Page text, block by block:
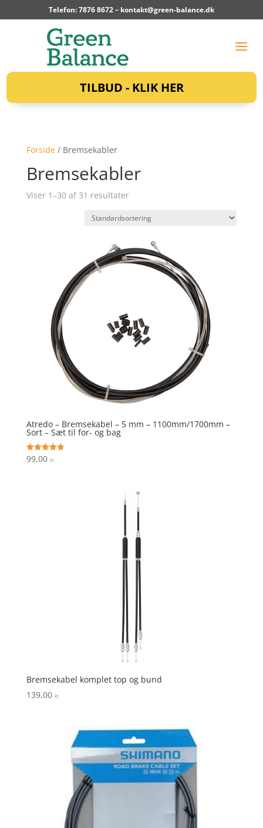
Telefon: 7876 8672 – kontakt@green-balance.dk
TILBUD - KLIK HER
Forside/ Bremsekabler
Bremsekabler
Viser 1–30 af 31 resultater
Atredo – Bremsekabel – 5 mm – 1100mm/1700mm –
Sort – Sæt til for- og bag
Vurderet
4.9
99,00 kr.
Bremsekabel komplet top og bund
139,00 kr.